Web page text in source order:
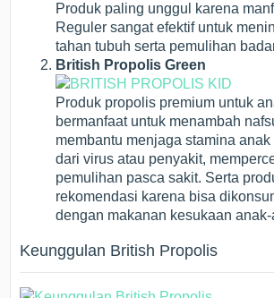
Produk paling unggul karena
Reguler sangat efektif untuk
tahan tubuh serta pemulihan
British Propolis Green
Produk propolis premium untuk
bermanfaat untuk menambah
membantu menjaga stamina
dari virus atau penyakit,
pemulihan pasca sakit. Serta
rekomendasi karena bisa
dengan makanan kesukaan anak-
Keunggulan British Propolis